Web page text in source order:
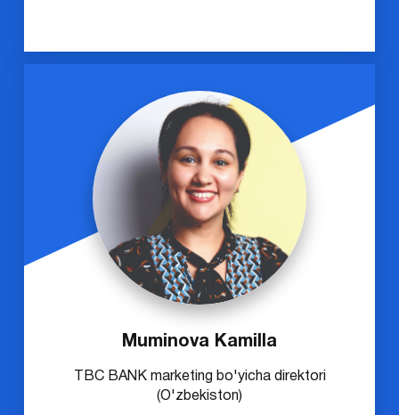
Muminova Kamilla
TBC BANK marketing bo'yicha direktori
(O'zbekiston)